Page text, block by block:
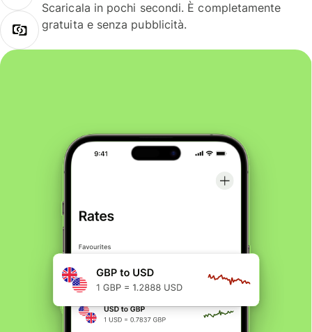
Scaricala in pochi secondi. È completamente
gratuita e senza pubblicità.